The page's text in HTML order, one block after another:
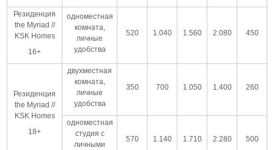
Резиденция
the Myriad //
KSK Homes
16+
одноместная
комната,
личные
удобства
520 1.040 1.560 2.080 450
Резиденция
the Myriad //
KSK Homes
18+
двухместная
комната,
личные
удобства
350 700 1.050 1.400 260
одноместная
студия с
личными
570 1.140 1.710 2.280 500